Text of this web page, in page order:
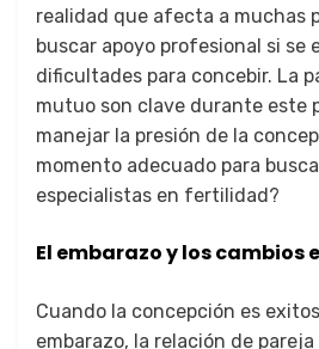
realidad que afecta a muchas
buscar apoyo profesional si se
dificultades para concebir. La
mutuo son clave durante este
manejar la presión de la
momento adecuado para
especialistas en fertilidad?
El embarazo y los cambios
Cuando la concepción es
embarazo, la relación de